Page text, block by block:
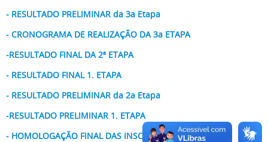
- RESULTADO PRELIMINAR da 3a Etapa
- CRONOGRAMA DE REALIZAÇÃO DA 3a ETAPA
-RESULTADO FINAL DA 2ª ETAPA
- RESULTADO FINAL 1. ETAPA
- RESULTADO PRELIMINAR da 2a Etapa
-RESULTADO PRELIMINAR 1. ETAPA
- HOMOLOGAÇÃO FINAL DAS INSCRIÇ